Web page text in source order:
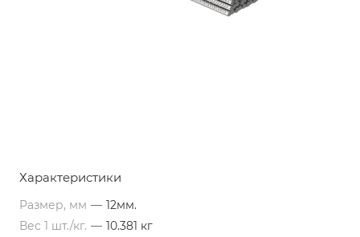
Характеристики
Размер, мм — 12мм.
Вес 1 шт./кг. — 10.381 кг